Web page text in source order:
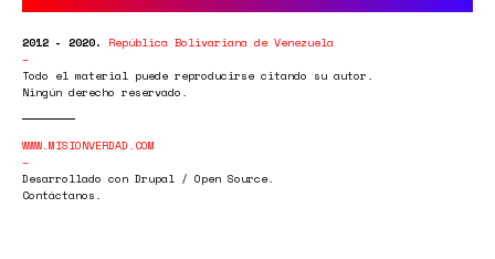
2012 - 2020. República Bolivariana de Venezuela
Todo el material puede reproducirse citando su autor.
Ningún derecho reservado.
WWW.MISIONVERDAD.COM
Desarrollado con Drupal / Open Source.
Contáctanos.